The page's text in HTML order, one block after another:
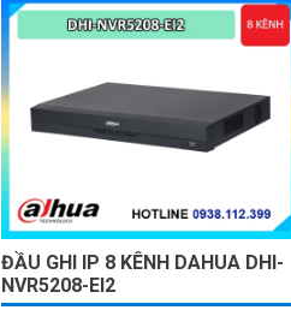
ĐẦU GHI IP 8 KÊNH DAHUA DHI-
NVR5208-EI2